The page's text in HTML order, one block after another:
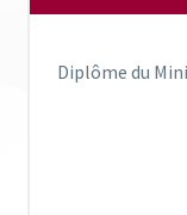
Diplôme du